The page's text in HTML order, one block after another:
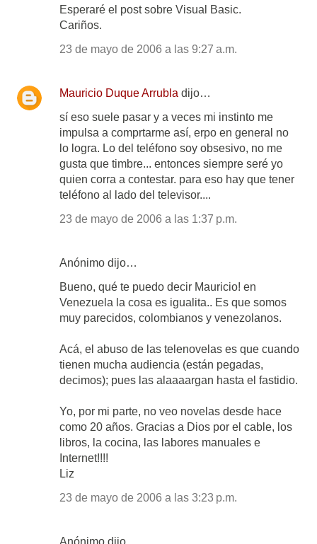
Esperaré el post sobre Visual Basic.
Cariños.
23 de mayo de 2006 a las 9:27 a.m.
Mauricio Duque Arrubla dijo…
sí eso suele pasar y a veces mi instinto me
impulsa a comprtarme así, erpo en general no
lo logra. Lo del teléfono soy obsesivo, no me
gusta que timbre... entonces siempre seré yo
quien corra a contestar. para eso hay que tener
teléfono al lado del televisor....
23 de mayo de 2006 a las 1:37 p.m.
Anónimo dijo…
Bueno, qué te puedo decir Mauricio! en
Venezuela la cosa es igualita.. Es que somos
muy parecidos, colombianos y venezolanos.
Acá, el abuso de las telenovelas es que cuando
tienen mucha audiencia (están pegadas,
decimos); pues las alaaaargan hasta el fastidio.
Yo, por mi parte, no veo novelas desde hace
como 20 años. Gracias a Dios por el cable, los
libros, la cocina, las labores manuales e
Internet!!!!
Liz
23 de mayo de 2006 a las 3:23 p.m.
Anónimo dijo…